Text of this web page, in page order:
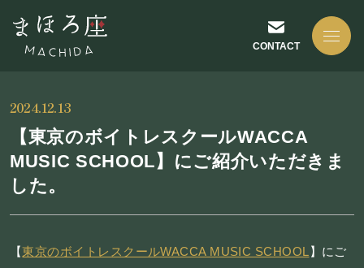
CONTACT
NEWS
2024.12.13
【東京のボイトレスクールWACCA
MUSIC SCHOOL】にご紹介いただきま
した。
【東京のボイトレスクールWACCA MUSIC SCHOOL 】にご